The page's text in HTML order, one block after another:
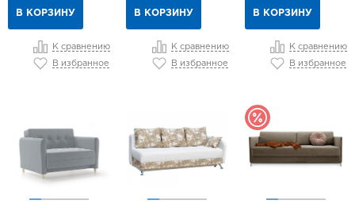
В КОРЗИНУ
К сравнению
В избранное
В КОРЗИНУ
К сравнению
В избранное
В КОРЗИНУ
К сравнению
В избранное